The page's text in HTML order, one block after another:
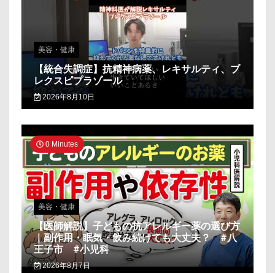
美容・健康
【統合失調症】抗精神病薬、レキサルティ、ブ
レクスピプラゾール
2026年8月10日
0 Minutes
美容・健康
【医師解説】子どもの抗アレルギー薬の選び方
｜副作用・眠気・飲み続けても大丈夫？ #八
王子市 #小児科
2026年8月7日